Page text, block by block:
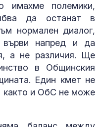
имахме полемики,
да останат в
нормален диалог,
напред и да
а не различия. Ще
в Общинския
Един кмет не
и ОбС не може